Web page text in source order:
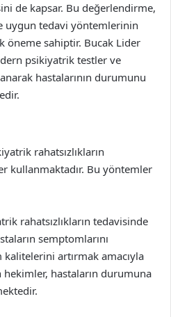
de kapsar. Bu değerlendirme,
uygun tedavi yöntemlerinin
öneme sahiptir. Bucak Lider
psikiyatrik testler ve
hastalarının durumunu
rahatsızlıkların
kullanmaktadır. Bu yöntemler
rahatsızlıkların tedavisinde
semptomlarını
artırmak amacıyla
hastaların durumuna